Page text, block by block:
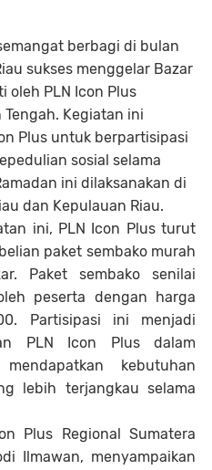
berbagi di bulan
sukses menggelar Bazar
oleh PLN Icon Plus
Kegiatan ini
Plus untuk berpartisipasi
sosial selama
ini dilaksanakan di
dan Kepulauan Riau.
ini, PLN Icon Plus turut
paket sembako murah
Paket sembako senilai
peserta dengan harga
Partisipasi ini menjadi
PLN Icon Plus dalam
kebutuhan
lebih terjangkau selama
Plus Regional Sumatera
Ilmawan, menyampaikan